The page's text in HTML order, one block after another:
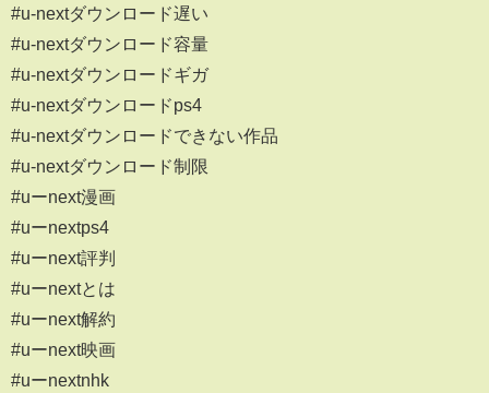
#u-nextダウンロード遅い
#u-nextダウンロード容量
#u-nextダウンロードギガ
#u-nextダウンロードps4
#u-nextダウンロードできない作品
#u-nextダウンロード制限
#uーnext漫画
#uーnextps4
#uーnext評判
#uーnextとは
#uーnext解約
#uーnext映画
#uーnextnhk